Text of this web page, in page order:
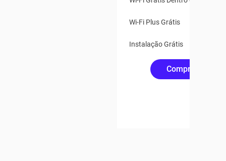
Wi-Fi Plus Grátis
Instalação Grátis
Compre Online